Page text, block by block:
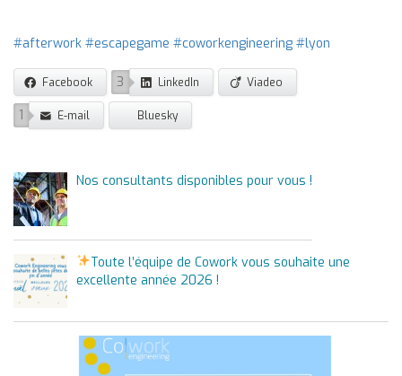
#afterwork #escapegame #coworkengineering #lyon
Facebook 3 LinkedIn Viadeo
1 E-mail Bluesky
Nos consultants disponibles pour vous !
Toute l’équipe de Cowork vous souhaite une
excellente année 2026 !